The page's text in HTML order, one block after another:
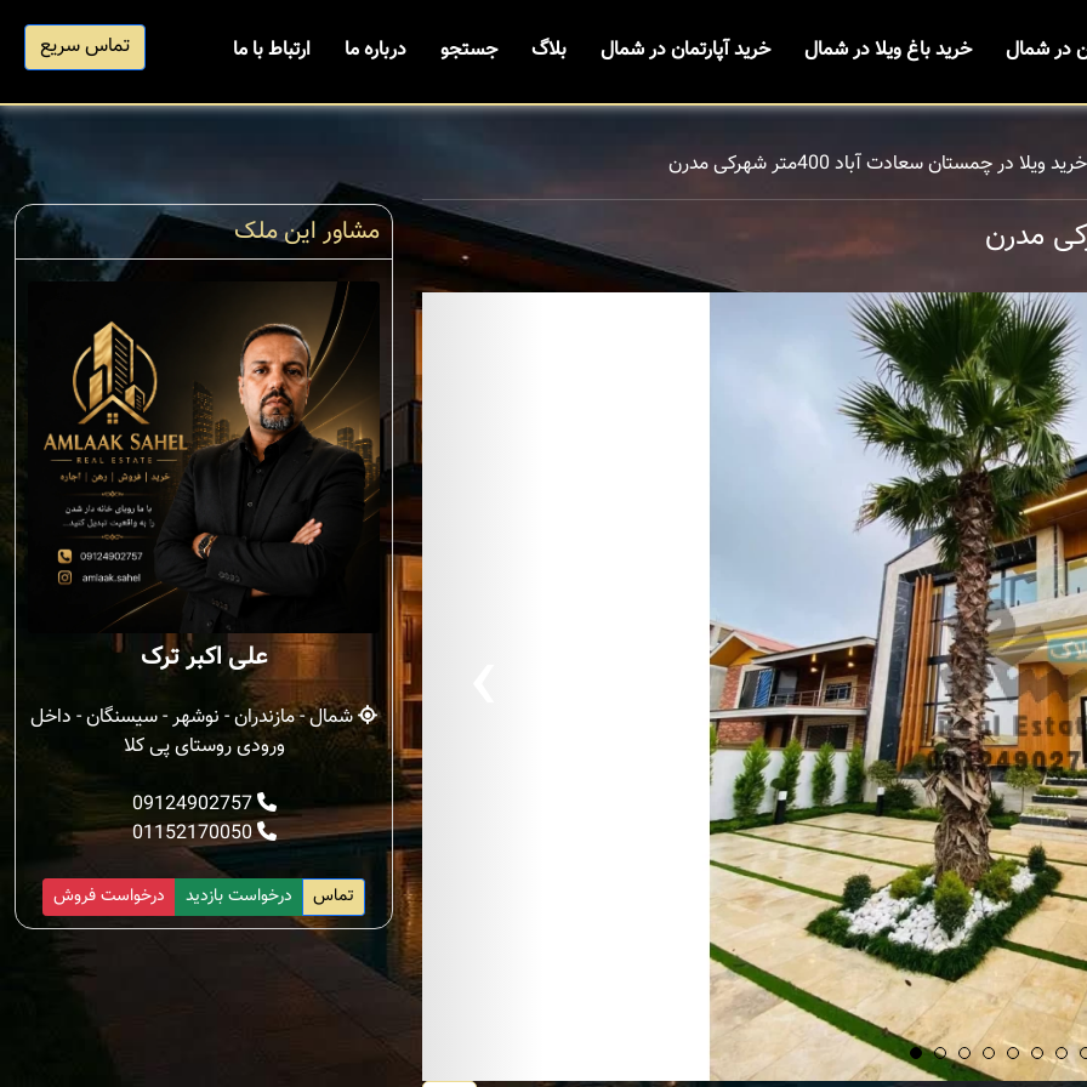
در شمال خرید باغ ویلا در شمال خرید آپارتمان در شمال بلاگ جستجو درباره ما ارتباط با ما تماس سریع
خرید ویلا در چمستان سعادت آباد 400متر شهرکی مدرن
مشاور این ملک
علی اکبر ترک
شمال - مازندران - نوشهر - سیسنگان - داخل
ورودی روستای پی کلا
09124902757
01152170050
درخواست فروش درخواست بازدید تماس